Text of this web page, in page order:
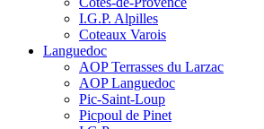
I.G.P. Alpilles
Coteaux Varois
Languedoc
AOP Terrasses du Larzac
AOP Languedoc
Pic-Saint-Loup
Picpoul de Pinet